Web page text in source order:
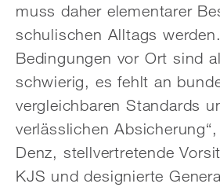
muss daher elementarer
schulischen Alltags
Bedingungen vor Ort sind
schwierig, es fehlt an
vergleichbaren Standards
verlässlichen
Denz, stellvertretende
KJS und designierte